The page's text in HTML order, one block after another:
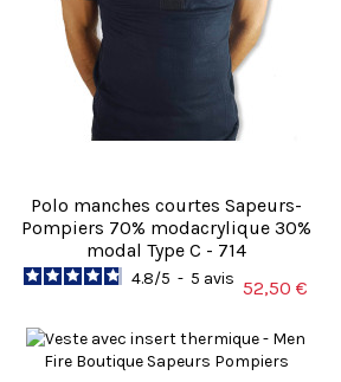
Polo manches courtes Sapeurs-
Pompiers 70% modacrylique 30%
modal Type C - 714
4.8/5 - 5 avis 52,50 €